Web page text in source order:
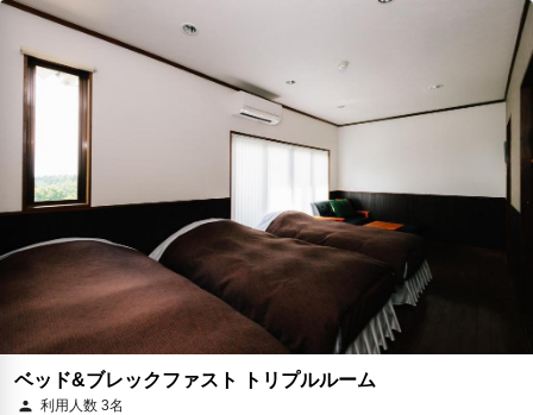
ベッド&ブレックファスト トリプルルーム
利用人数 3名